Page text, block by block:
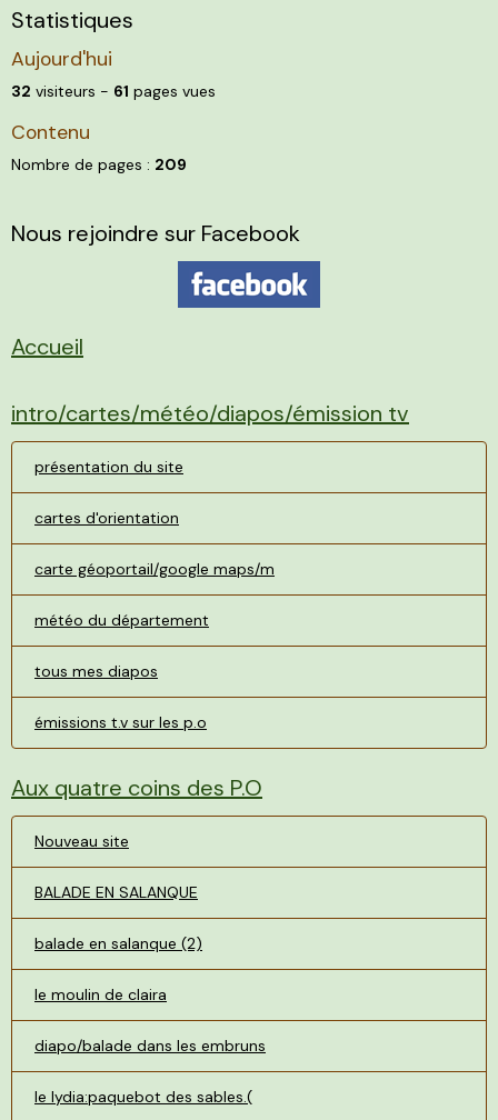
Statistiques
Aujourd'hui
32 visiteurs - 61 pages vues
Contenu
Nombre de pages : 209
Nous rejoindre sur Facebook
Accueil
intro/cartes/météo/diapos/émission tv
présentation du site
cartes d'orientation
carte géoportail/google maps/m
météo du département
tous mes diapos
émissions t.v sur les p.o
Aux quatre coins des P.O
Nouveau site
BALADE EN SALANQUE
balade en salanque (2)
le moulin de claira
diapo/balade dans les embruns
le lydia:paquebot des sables.(